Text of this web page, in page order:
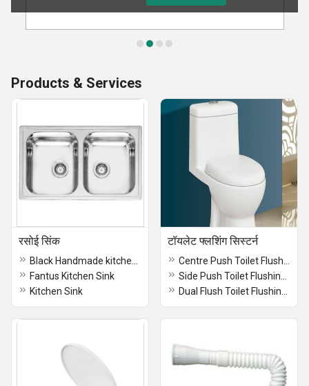
Products & Services
रसोई सिंक
Fantus Kitchen Sink
Kitchen Sink
टॉयलेट फ्लशिंग सिस्टर्न